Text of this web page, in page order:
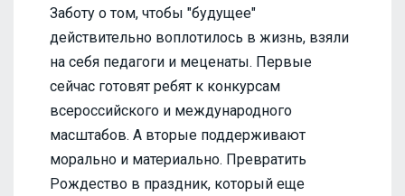
Заботу о том, чтобы "будущее"
действительно воплотилось в жизнь, взяли
на себя педагоги и меценаты. Первые
сейчас готовят ребят к конкурсам
всероссийского и международного
масштабов. А вторые поддерживают
морально и материально. Превратить
Рождество в праздник, который еще